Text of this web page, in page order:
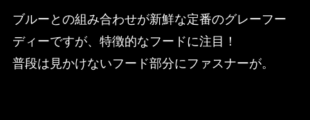
ブルーとの組み合わせが新鮮な定番のグレーフー
ディーですが、特徴的なフードに注目！
普段は見かけないフード部分にファスナーが。